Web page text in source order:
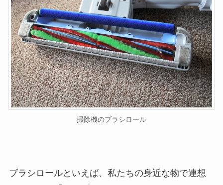
掃除機のブラシロール
ブラシロールといえば、私たちの身近な物で連想